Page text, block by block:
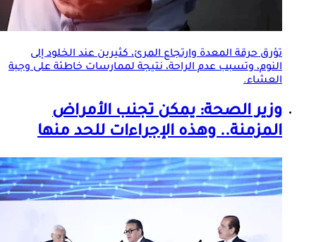
تؤرق حرقة المعدة وارتجاع المرئ، كثيرين عند الخلود إلى
النوم، وتسبب عدم الراحة، نتيجة لممارسات خاطئة على وجبة
العشاء.
وزير الصحة: يمكن تجنبالأمراض
المزمنة.. وهذه الإجراءات للحد منها